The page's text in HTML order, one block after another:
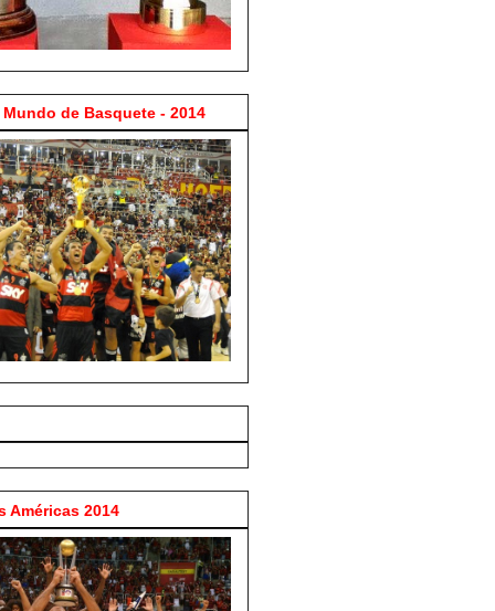
de Basquete - 2014
Américas 2014